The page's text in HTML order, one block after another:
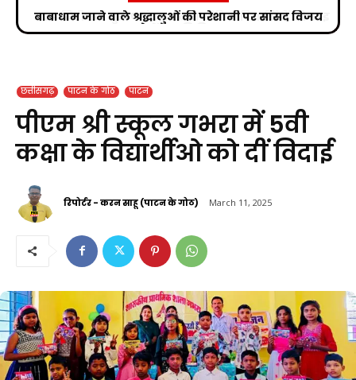
उप निरीक्षक सुभाष चंद्र यादव ने मीडिया विद्यार्थियों को साइबर
अपराधों के प्रति किया जागरूक
छत्तीसगढ़ पाटन के गोठ पाटन
पीएम श्री स्कूल गभरा में 5वी
कक्षा के विद्यार्थीओ को दीं विदाई
रिपोर्टर - करन साहू (पाटन के गोठ) March 11, 2025